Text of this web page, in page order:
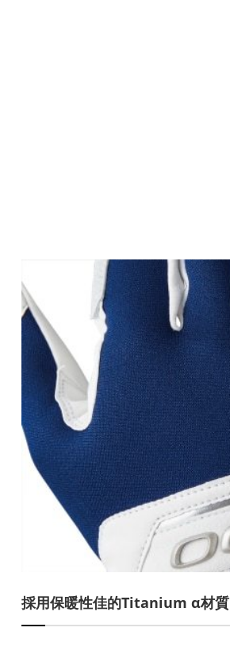
採用保暖性佳的Titanium α材質